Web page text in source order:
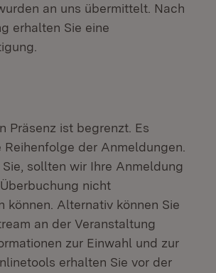
an uns übermittelt. Nach
erhalten Sie eine
Präsenz ist begrenzt. Es
der Anmeldungen.
sollten wir Ihre Anmeldung
nicht
können. Alternativ können Sie
an der Veranstaltung
zur Einwahl und zur
erhalten Sie vor der